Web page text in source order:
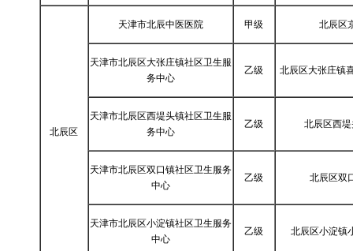
北辰区
天津市北辰中医医院 甲级 北辰区
天津市北辰区大张庄镇社区卫生服
务中心
乙级 北辰区大张庄镇
天津市北辰区西堤头镇社区卫生服
务中心
乙级 北辰区西
天津市北辰区双口镇社区卫生服务
中心
乙级 北辰区双
天津市北辰区小淀镇社区卫生服务
中心
乙级 北辰区小淀镇